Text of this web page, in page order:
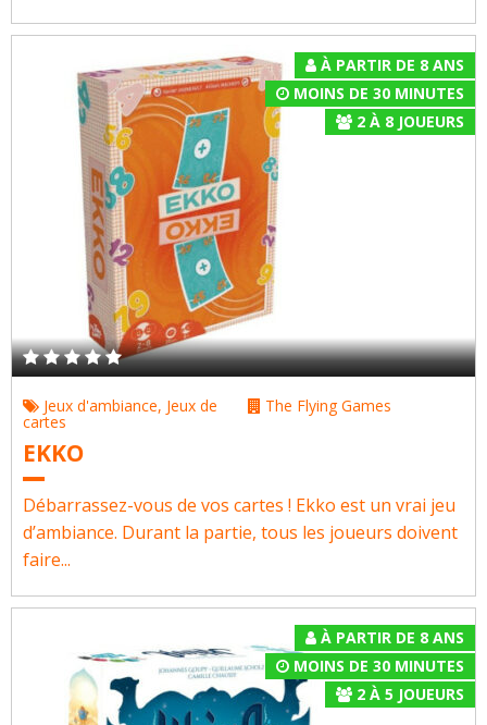
À PARTIR DE 8 ANS
MOINS DE 30 MINUTES
2À 8JOUEURS
Jeux d'ambiance, Jeux de
cartes
The Flying Games
EKKO
Débarrassez-vous de vos cartes ! Ekko est un vrai jeu
d’ambiance. Durant la partie, tous les joueurs doivent
faire...
À PARTIR DE 8 ANS
MOINS DE 30 MINUTES
2À 5 JOUEURS